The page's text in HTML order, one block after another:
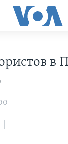
ИСТОРИЯ
в